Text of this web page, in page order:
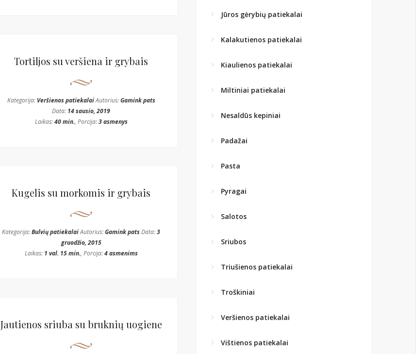
Tortiljos su veršiena ir grybais
Kategorija: Veršienos patiekalaiAutorius:Gamink pats
Data: 14 sausio, 2019
Laikas:40 min., Porcija:3 asmenys
Kugelis su morkomis ir grybais
Kategorija:Bulvių patiekalaiAutorius:Gamink patsData:3
gruodžio, 2015
Laikas: 1 val. 15 min., Porcija:4 asmenims
Jautienos sriuba su bruknių uogiene
Jūros gėrybių patiekalai
Kalakutienos patiekalai
Kiaulienos patiekalai
Miltiniai patiekalai
Nesaldūs kepiniai
Padažai
Pasta
Pyragai
Salotos
Sriubos
Triušienos patiekalai
Troškiniai
Veršienos patiekalai
Vištienos patiekalai